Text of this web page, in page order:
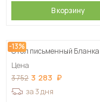
В корзину
-13%
Стол письменный Бланка
Цена
3 752 3 283
за 3 дня